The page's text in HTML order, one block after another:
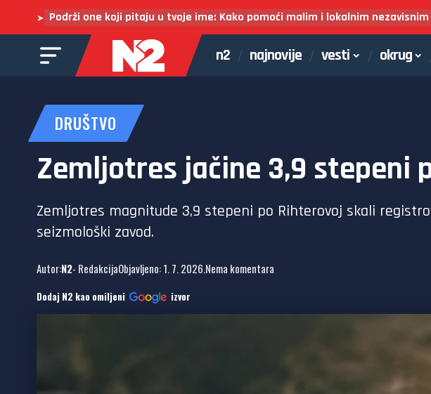
➤ Podrži one koji pitaju u tvoje ime: Kako pomoći malim i lokalnim
n2 najnovije vesti okrug
DRUŠTVO
Zemljotres jačine 3,9 stepeni
Zemljotres magnitude 3,9 stepeni po Rihterovoj skali
seizmološki zavod.
Autor:N2- RedakcijaObjavljeno: 1. 7. 2026.Nema komentara
Dodaj N2 kao omiljeni izvor